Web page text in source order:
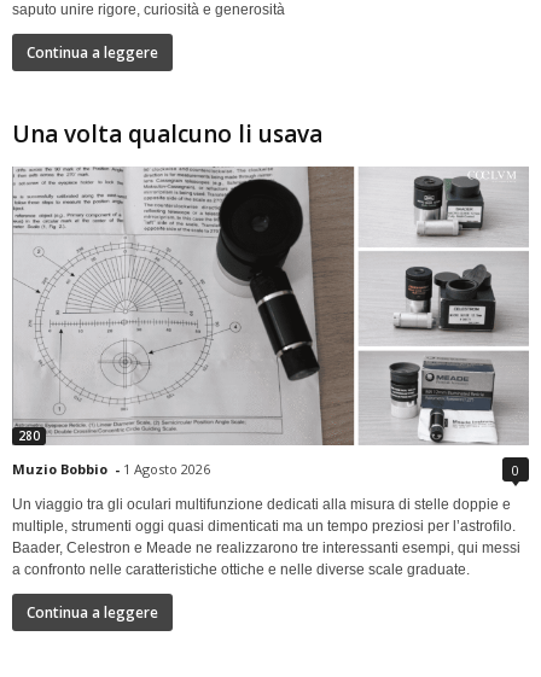
saputo unire rigore, curiosità e generosità
Continua a leggere
Una volta qualcuno li usava
280
Muzio Bobbio - 1 Agosto 2026 0
Un viaggio tra gli oculari multifunzione dedicati alla misura di stelle doppie e
multiple, strumenti oggi quasi dimenticati ma un tempo preziosi per l’astrofilo.
Baader, Celestron e Meade ne realizzarono tre interessanti esempi, qui messi
a confronto nelle caratteristiche ottiche e nelle diverse scale graduate.
Continua a leggere